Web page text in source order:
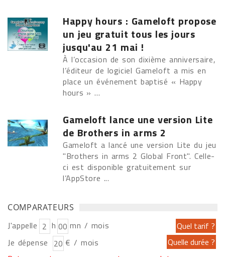
Happy hours : Gameloft propose
un jeu gratuit tous les jours
jusqu'au 21 mai !
À l’occasion de son dixième anniversaire,
l’éditeur de logiciel Gameloft a mis en
place un événement baptisé « Happy
hours » ...
Gameloft lance une version Lite
de Brothers in arms 2
Gameloft a lancé une version Lite du jeu
"Brothers in arms 2 Global Front". Celle-
ci est disponible gratuitement sur
l’AppStore ...
COMPARATEURS
J'appelle h
mn / mois
Je dépense
€ / mois